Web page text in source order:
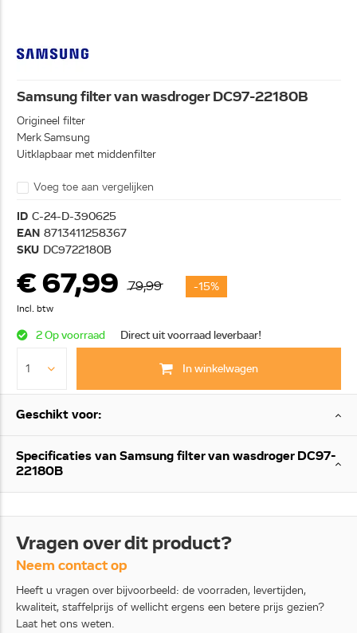
Samsung filter van wasdroger DC97-22180B
Origineel filter
Merk Samsung
Uitklapbaar met middenfilter
Voeg toe aan vergelijken
ID C-24-D-390625
EAN 8713411258367
SKU DC9722180B
€ 67,99 79,99 -15%
Incl. btw
2 Op voorraad Direct uit voorraad leverbaar!
In winkelwagen
Geschikt voor:
Specificaties van Samsung filter van wasdroger DC97-
22180B
Vragen over dit product?
Neem contact op
Heeft u vragen over bijvoorbeeld: de voorraden, levertijden,
kwaliteit, staffelprijs of wellicht ergens een betere prijs gezien?
Laat het ons weten.